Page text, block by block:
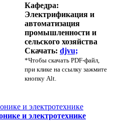
Кафедра:
Электрификация и
автоматизация
промышленности и
сельского хозяйства
Скачать: djvu;
*Чтобы скачать PDF-файл,
при клике на ссылку зажмите
кнопку Alt.
и электротехнике